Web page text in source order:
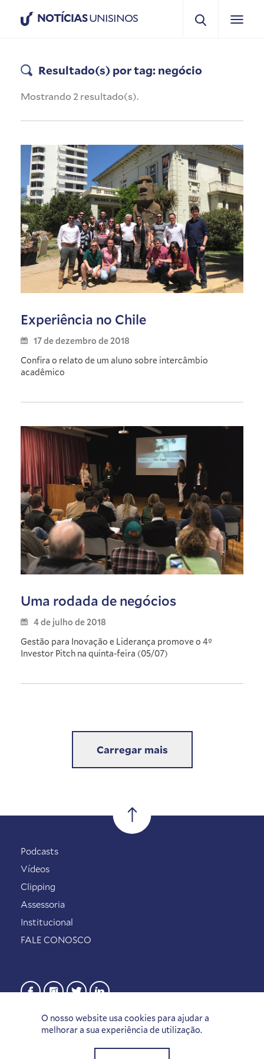
NOTÍCIASUNISINOS
Resultado(s) por tag: negócio
Mostrando 2 resultado(s).
Experiência no Chile
17 de dezembro de 2018
Confira o relato de um aluno sobre intercâmbio
acadêmico
Uma rodada de negócios
4 de julho de 2018
Gestão para Inovação e Liderança promove o 4º
Investor Pitch na quinta-feira (05/07)
Carregar mais
O nosso website usa cookies para ajudar a
melhorar a sua experiência de utilização.
Podcasts
Vídeos
Clipping
Assessoria
Institucional
FALE CONOSCO